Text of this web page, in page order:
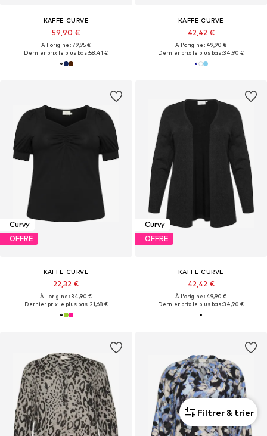
KAFFE CURVE
59,90 €
À l'origine : 79,95 €
Dernier prix le plus bas :58,41 €
KAFFE CURVE
42,42 €
À l'origine : 49,90 €
Dernier prix le plus bas :34,90 €
Curvy
OFFRE
KAFFE CURVE
22,32 €
À l'origine : 34,90 €
Dernier prix le plus bas :21,68 €
Curvy
OFFRE
KAFFE CURVE
42,42 €
À l'origine : 49,90 €
Dernier prix le plus bas :34,90 €
Filtrer & trier